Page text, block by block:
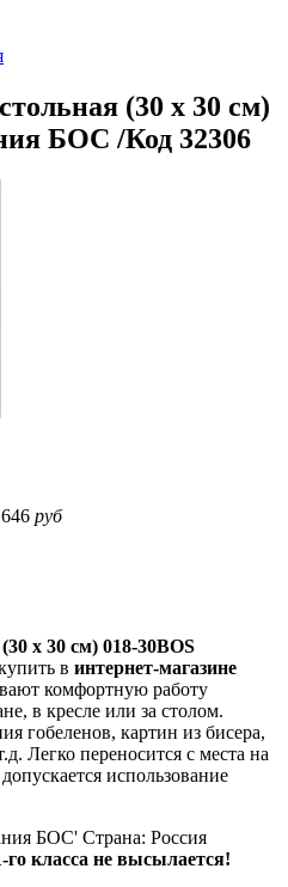
(30 х 30 см)
БОС /Код 32306
646 руб
х 30 см) 018-30BOS
в интернет-магазине
комфортную работу
в кресле или за столом.
гобеленов, картин из бисера,
Легко переносится с места на
использование
БОС' Страна: Россия
класса не высылается!